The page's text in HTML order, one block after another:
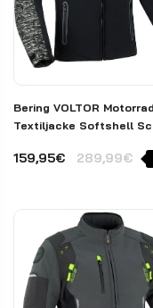
Bering VOLTOR Motorrad
Textiljacke Softshell
159,95€ 289,99€